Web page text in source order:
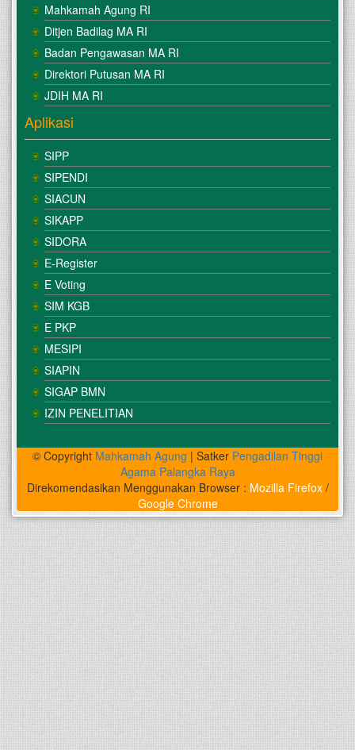
Mahkamah Agung RI
Ditjen Badilag MA RI
Badan Pengawasan MA RI
Direktori Putusan MA RI
JDIH MA RI
Aplikasi
SIPP
SIPENDI
SIACUN
SIKAPP
SIDORA
E-Register
E Voting
SIM KGB
E PKP
MESIPI
SIAPIN
SIGAP BMN
IZIN PENELITIAN
© Copyright Mahkamah Agung | Satker Pengadilan Tinggi
Agama Palangka Raya
Direkomendasikan Menggunakan Browser : Mozilla Firefox/
Google Chrome